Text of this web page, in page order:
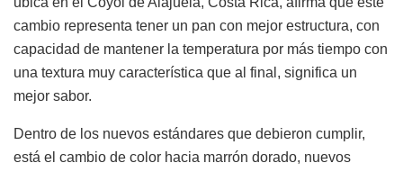
cambio representa tener un pan con mejor estructura, con
capacidad de mantener la temperatura por más tiempo con
una textura muy característica que al final, significa un
mejor sabor.
Dentro de los nuevos estándares que debieron cumplir,
está el cambio de color hacia marrón dorado, nuevos